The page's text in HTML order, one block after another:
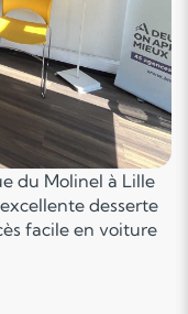
du Molinel à Lille
desserte
facile en voiture